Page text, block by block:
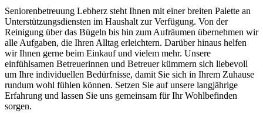
Seniorenbetreuung Lebherz steht Ihnen mit einer breiten Palette an
Unterstützungsdiensten im Haushalt zur Verfügung. Von der
Reinigung über das Bügeln bis hin zum Aufräumen übernehmen wir
alle Aufgaben, die Ihren Alltag erleichtern. Darüber hinaus helfen
wir Ihnen gerne beim Einkauf und vielem mehr. Unsere
einfühlsamen Betreuerinnen und Betreuer kümmern sich liebevoll
um Ihre individuellen Bedürfnisse, damit Sie sich in Ihrem Zuhause
rundum wohl fühlen können. Setzen Sie auf unsere langjährige
Erfahrung und lassen Sie uns gemeinsam für Ihr Wohlbefinden
sorgen.